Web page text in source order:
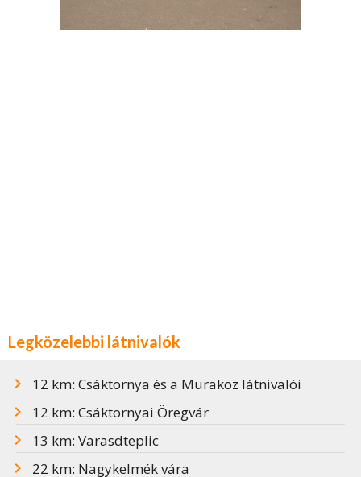
Legközelebbi látnivalók
12 km: Csáktornya és a Muraköz látnivalói
12 km: Csáktornyai Öregvár
13 km: Varasdteplic
22 km: Nagykelmék vára